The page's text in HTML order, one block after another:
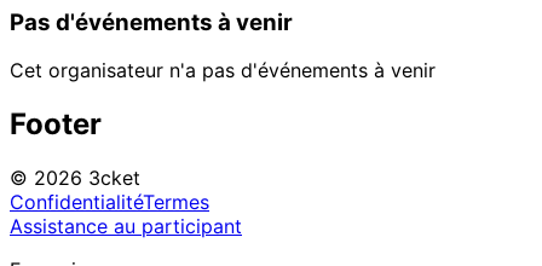
Pas d'événements à venir
Cet organisateur n'a pas d'événements à venir
Footer
© 2026 3cket
ConfidentialitéTermes
Assistance au participant